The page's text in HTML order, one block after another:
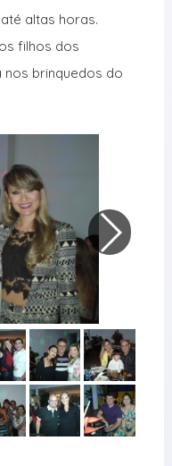
altas horas.
filhos dos
brinquedos do